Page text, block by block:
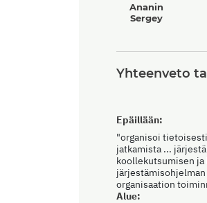
Ananin
Sergey
Yhteenveto
Alue:
Epäillään:
"organisoi
jatkamista ...
koollekutsumisen
organisaation